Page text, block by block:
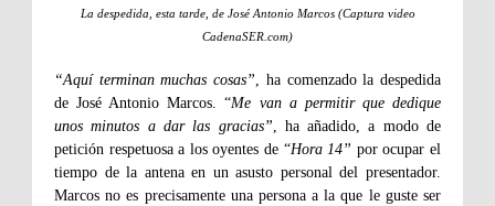
La despedida, esta tarde, de José Antonio Marcos (Captura video
CadenaSER.com)
“Aquí terminan muchas cosas”, ha comenzado la despedida
de José Antonio Marcos. “Me van a permitir que dedique
unos minutos a dar las gracias”, ha añadido, a modo de
petición respetuosa a los oyentes de “Hora 14” por ocupar el
tiempo de la antena en un asusto personal del presentador.
Marcos no es precisamente una persona a la que le guste ser